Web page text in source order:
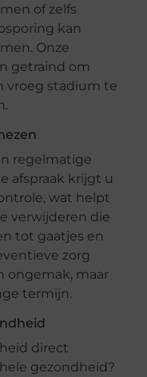
of zelfs
kan
Onze
getraind om
vroeg stadium te
regelmatige
afspraak krijgt u
wat helpt
verwijderen die
tot gaatjes en
zorg
ongemak, maar
termijn.
direct
gezondheid?